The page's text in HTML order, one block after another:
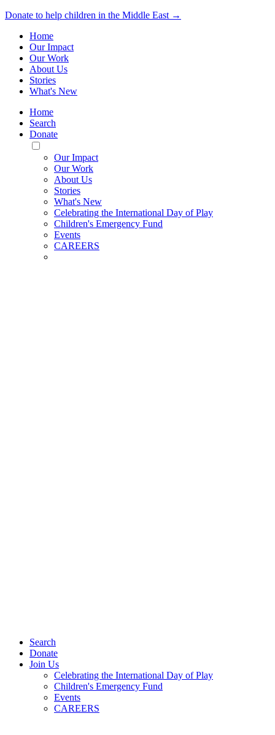
Donate to help children in the Middle East →
Home
Our Impact
Our Work
About Us
Stories
What's New
Home
Search
Donate
Toggle
Mobile
Menu
Our Impact
Our Work
About Us
Stories
What's New
Celebrating the International Day of Play
Children's Emergency Fund
Events
CAREERS
Search
Donate
Join Us
Celebrating the International Day of Play
Children's Emergency Fund
Events
CAREERS